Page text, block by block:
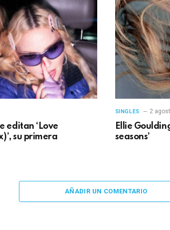
editan ‘Love
su primera
SINGLES 2
Ellie
seasons’
AÑADIR UN COMENTARIO